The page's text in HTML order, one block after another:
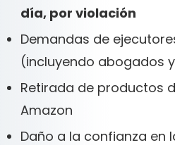
día, por violación
Demandas de
(incluyendo abogados
Retirada de productos
Amazon
Daño a la confianza en